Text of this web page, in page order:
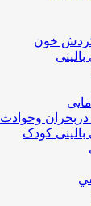
خون
دربحران وحوادث
کودک